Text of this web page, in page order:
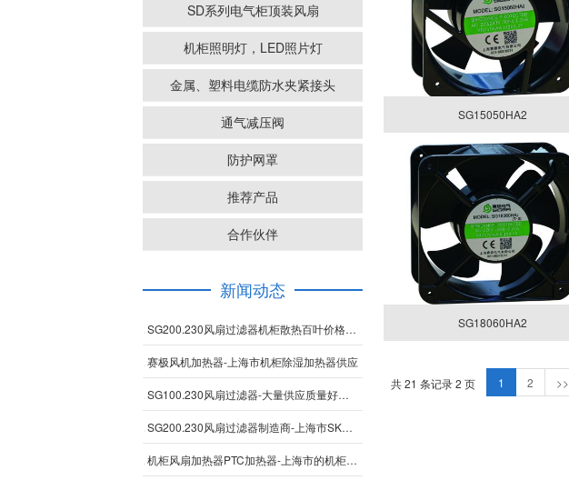
SG15050HA2
SG18060HA2
共 21 条记录 2 页 1 2 >>
SD系列电气柜顶装风扇
机柜照明灯，LED照片灯
金属、塑料电缆防水夹紧接头
通气减压阀
防护网罩
推荐产品
合作伙伴
新闻动态
SG200.230风扇过滤器机柜散热百叶价格-上海性价比高的SK系列风扇过滤器
赛极风机加热器-上海市机柜除湿加热器供应
SG100.230风扇过滤器-大量供应质量好的SG300.230-风扇过滤器
SG200.230风扇过滤器制造商-上海市SK系列风扇过滤器供应批发
机柜风扇加热器PTC加热器-上海市的机柜除湿加热器供应商是哪家